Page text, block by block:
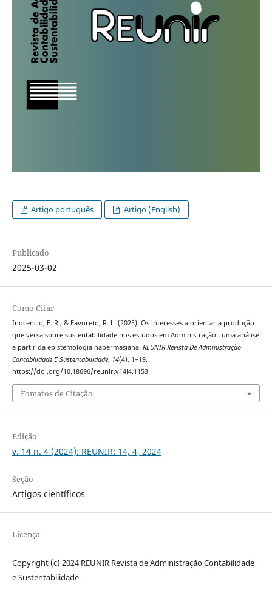
Artigo português Artigo (English)
Publicado
2025-03-02
Como Citar
Inocencio, E. R., & Favoreto, R. L. (2025). Os interesses a orientar a produção
que versa sobre sustentabilidade nos estudos em Administração:: uma análise
a partir da epistemologia habermasiana. REUNIR Revista De Administração
Contabilidade E Sustentabilidade, 14(4), 1–19.
https://doi.org/10.18696/reunir.v14i4.1153
Fomatos de Citação
Edição
v. 14 n. 4 (2024): REUNIR: 14, 4, 2024
Seção
Artigos científicos
Licença
Copyright (c) 2024 REUNIR Revista de Administração Contabilidade
e Sustentabilidade